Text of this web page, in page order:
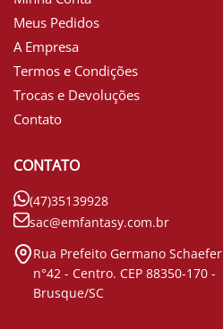
Meus Pedidos
A Empresa
Termos e Condições
Trocas e Devoluções
Contato
CONTATO
(47)35139928
sac@emfantasy.com.br
Rua Prefeito Germano Schaefer
n°42 - Centro. CEP 88350-170 -
Brusque/SC